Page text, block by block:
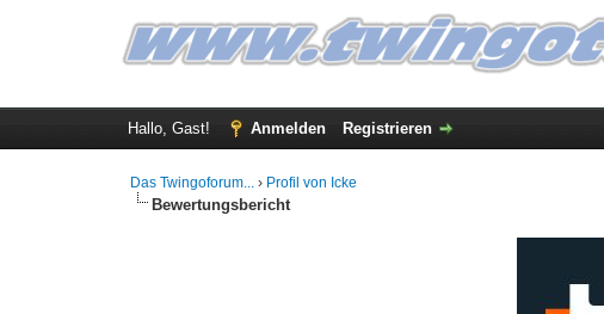
Hallo, Gast! Anmelden Registrieren
Das Twingoforum... › Profil von Icke
Bewertungsbericht